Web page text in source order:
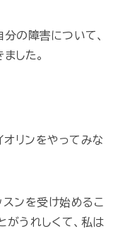
の障害について、
した。
オリンをやってみな
スンを受け始めるこ
がうれしくて、私は